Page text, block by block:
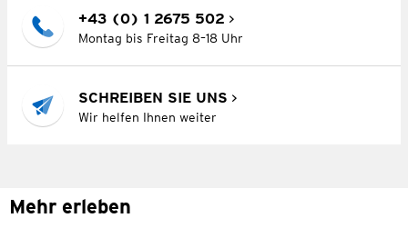
+43 (0) 1 2675 502
Montag bis Freitag 8–18 Uhr
SCHREIBEN SIE UNS
Wir helfen Ihnen weiter
Mehr erleben